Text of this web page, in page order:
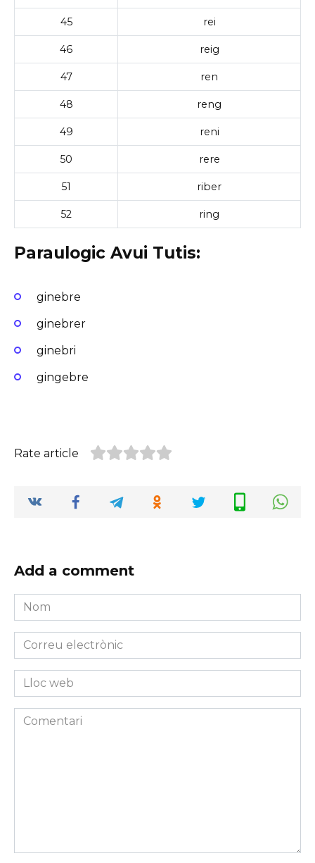
45 rei
46 reig
47 ren
48 reng
49 reni
50 rere
51 riber
52 ring
Paraulogic Avui Tutis:
ginebre
ginebrer
ginebri
gingebre
Rate article
Add a comment
Nom
*
Correu
electrònic
*Lloc
web
Comentari